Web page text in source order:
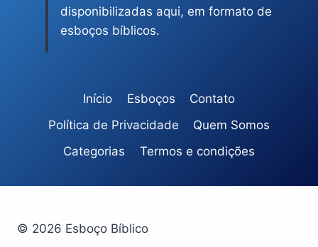
disponibilizadas aqui, em formato de
esboços bíblicos.
Início Esboços
Contato
Política de Privacidade
Quem Somos
Categorias
Termos e condições
© 2026 Esboço Bíblico